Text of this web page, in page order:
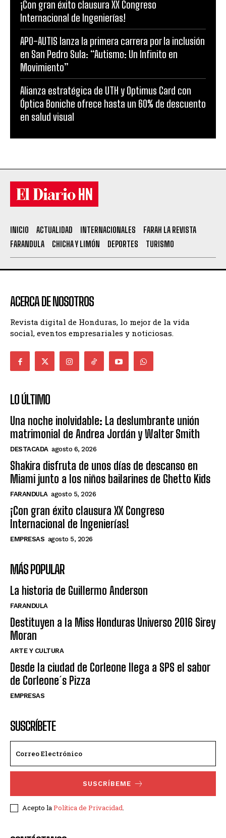
¡Con gran éxito clausura XX Congreso
Internacional de Ingenierías!
APO-AUTIS lanza la primera carrera por la inclusión
en San Pedro Sula: “Autismo: Un Infinito en
Movimiento”
Alianza estratégica de UTH y Optimus Card con
Óptica Boniche ofrece hasta un 60% de descuento
en salud visual
INICIO ACTUALIDAD INTERNACIONALES
FARAH LA REVISTA
FARANDULA
CHICHA Y LIMÓN DEPORTES TURISMO
ACERCA DE NOSOTROS
Revista digital de Honduras, lo mejor de la vida
social, eventos empresariales y noticiosas.
LO ÚLTIMO
Una noche inolvidable: La deslumbrante unión
matrimonial de Andrea Jordán y Walter Smith
DESTACADA agosto 6, 2026
Shakira disfruta de unos días de descanso en
Miami junto a los niños bailarines de Ghetto Kids
FARANDULA agosto 5, 2026
¡Con gran éxito clausura XX Congreso
Internacional de Ingenierías!
EMPRESAS agosto 5, 2026
MÁS POPULAR
La historia de Guillermo Anderson
FARANDULA
Destituyen a la Miss Honduras Universo 2016 Sirey
Moran
ARTE Y CULTURA
Desde la ciudad de Corleone llega a SPS el sabor
de Corleone´s Pizza
EMPRESAS
SUSCRÍBETE
SUSCRÍBEME
Acepto laPolítica de Privacidad.